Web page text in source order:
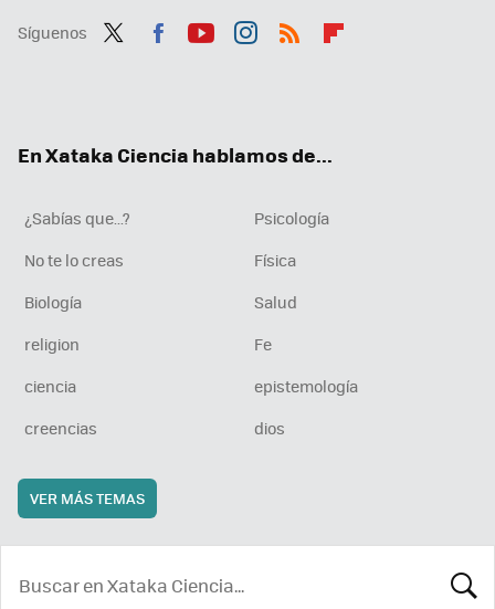
Síguenos
En Xataka Ciencia hablamos de...
¿Sabías que...?
Psicología
No te lo creas
Física
Biología
Salud
religion
Fe
ciencia
epistemología
creencias
dios
VER MÁS TEMAS